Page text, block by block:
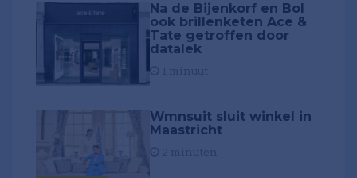
Na de Bijenkorf en Bol
ook brillenketen Ace &
Tate getroffen door
datalek
Wmnsuit sluit winkel in
Maastricht